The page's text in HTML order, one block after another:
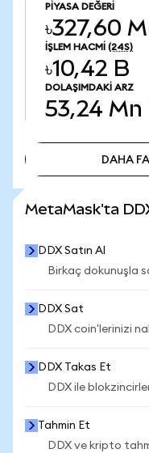
PIYASA DEĞERI
৳327,60
İŞLEM HACMI (24S)
৳10,42 B
DOLAŞIMDAKI ARZ
53,24 Mn
DAHA
MetaMask'ta
DDX Satın Al
Birkaç dokunuşla
DDX Sat
DDX coin'lerinizi
DDX Takas Et
DDX ile
Tahmin Et
DDX ve kripto